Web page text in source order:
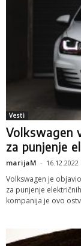
Vesti
Volkswagen
za punjenje
marijaM - 16.12.2022
Volkswagen je
za punjenje
kompanija je ovo